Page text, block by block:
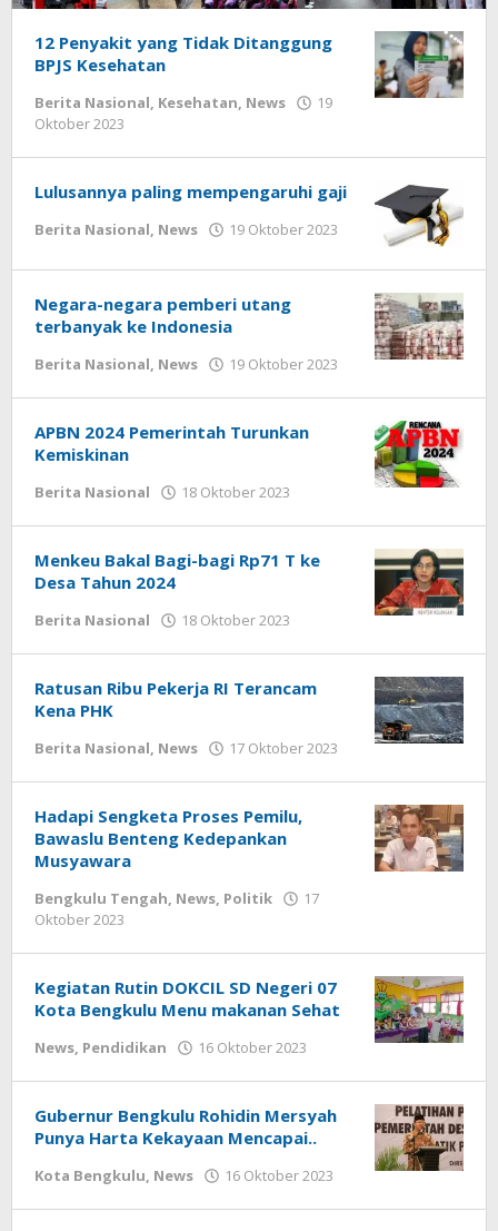
Klik
Info
Berita
12 Penyakit yang Tidak Ditanggung
BPJS Kesehatan
Berita Nasional, Kesehatan, News
19
Oktober 2023
Lulusannya paling mempengaruhi gaji
Berita Nasional, News 19 Oktober 2023
redaksi
Negara-negara pemberi utang
terbanyak ke Indonesia
Berita Nasional, News 19 Oktober 2023
oleh
APBN 2024 Pemerintah Turunkan
Kemiskinan
Berita Nasional 18 Oktober 2023
Menkeu Bakal Bagi-bagi Rp71 T ke
Desa Tahun 2024
Berita Nasional 18 Oktober 2023
Ratusan Ribu Pekerja RI Terancam
Kena PHK
Berita Nasional, News 17 Oktober 2023
oleh
Hadapi Sengketa Proses Pemilu,
Bawaslu Benteng Kedepankan
Musyawara
Bengkulu Tengah, News, Politik
17
Oktober 2023
Kegiatan Rutin DOKCIL SD Negeri 07
Kota Bengkulu Menu makanan Sehat
News, Pendidikan 16 Oktober 2023
Gubernur Bengkulu Rohidin Mersyah
Punya Harta Kekayaan Mencapai..
Kota Bengkulu, News 16 Oktober 2023
oleh